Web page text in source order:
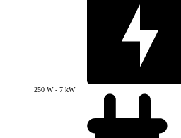
250 W - 7 kW